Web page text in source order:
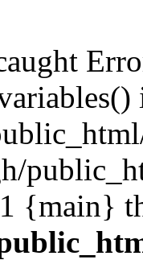
{main}